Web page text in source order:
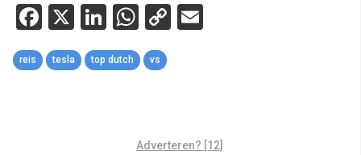
Facebook
X LinkedIn
WhatsApp
Copy
reis tesla top dutch vs
Adverteren? [12]